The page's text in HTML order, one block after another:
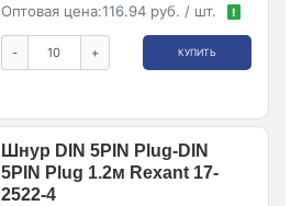
Оптовая цена:116.94 руб. / шт. !
- + КУПИТЬ
Шнур DIN 5PIN Plug-DIN
5PIN Plug 1.2м Rexant 17-
2522-4